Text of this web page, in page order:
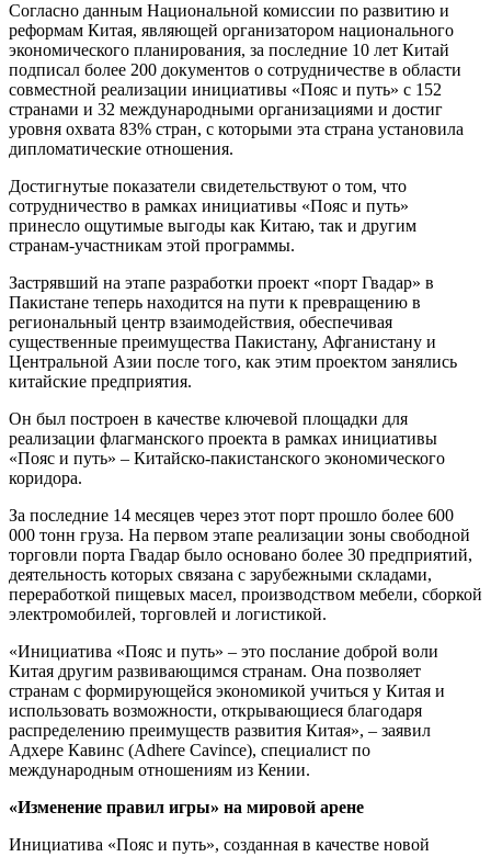
Согласно данным Национальной комиссии по развитию и
реформам Китая, являющей организатором национального
экономического планирования, за последние 10 лет Китай
подписал более 200 документов о сотрудничестве в области
совместной реализации инициативы «Пояс и путь» с 152
странами и 32 международными организациями и достиг
уровня охвата 83% стран, с которыми эта страна установила
дипломатические отношения.
Достигнутые показатели свидетельствуют о том, что
сотрудничество в рамках инициативы «Пояс и путь»
принесло ощутимые выгоды как Китаю, так и другим
странам-участникам этой программы.
Застрявший на этапе разработки проект «порт Гвадар» в
Пакистане теперь находится на пути к превращению в
региональный центр взаимодействия, обеспечивая
существенные преимущества Пакистану, Афганистану и
Центральной Азии после того, как этим проектом занялись
китайские предприятия.
Он был построен в качестве ключевой площадки для
реализации флагманского проекта в рамках инициативы
«Пояс и путь» – Китайско-пакистанского экономического
коридора.
За последние 14 месяцев через этот порт прошло более 600
000 тонн груза. На первом этапе реализации зоны свободной
торговли порта Гвадар было основано более 30 предприятий,
деятельность которых связана с зарубежными складами,
переработкой пищевых масел, производством мебели, сборкой
электромобилей, торговлей и логистикой.
«Инициатива «Пояс и путь» – это послание доброй воли
Китая другим развивающимся странам. Она позволяет
странам с формирующейся экономикой учиться у Китая и
использовать возможности, открывающиеся благодаря
распределению преимуществ развития Китая», – заявил
Адхере Кавинс (Adhere Cavince), специалист по
международным отношениям из Кении.
«Изменение правил игры» на мировой арене
Инициатива «Пояс и путь», созданная в качестве новой